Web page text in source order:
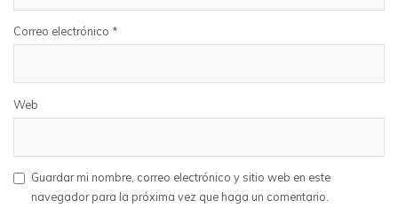
Correo electrónico *
Web
Guardar mi nombre, correo electrónico y sitio web en este
navegador para la próxima vez que haga un comentario.